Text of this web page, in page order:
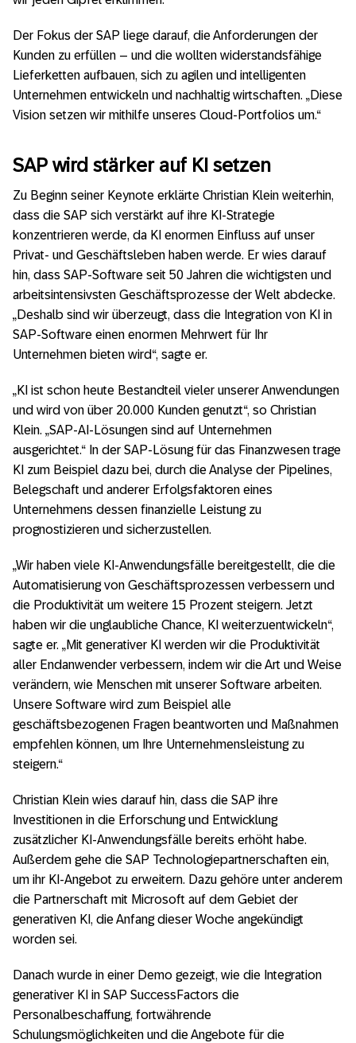
Der Fokus der SAP liege darauf, die Anforderungen der
Kunden zu erfüllen – und die wollten widerstandsfähige
Lieferketten aufbauen, sich zu agilen und intelligenten
Unternehmen entwickeln und nachhaltig wirtschaften. „Diese
Vision setzen wir mithilfe unseres Cloud-Portfolios um.“
SAP wird stärker auf KI setzen
Zu Beginn seiner Keynote erklärte Christian Klein weiterhin,
dass die SAP sich verstärkt auf ihre KI-Strategie
konzentrieren werde, da KI enormen Einfluss auf unser
Privat- und Geschäftsleben haben werde. Er wies darauf
hin, dass SAP-Software seit 50 Jahren die wichtigsten und
arbeitsintensivsten Geschäftsprozesse der Welt abdecke.
„Deshalb sind wir überzeugt, dass die Integration von KI in
SAP-Software einen enormen Mehrwert für Ihr
Unternehmen bieten wird“, sagte er.
„KI ist schon heute Bestandteil vieler unserer Anwendungen
und wird von über 20.000 Kunden genutzt“, so Christian
Klein. „SAP-AI-Lösungen sind auf Unternehmen
ausgerichtet.“ In der SAP-Lösung für das Finanzwesen trage
KI zum Beispiel dazu bei, durch die Analyse der Pipelines,
Belegschaft und anderer Erfolgsfaktoren eines
Unternehmens dessen finanzielle Leistung zu
prognostizieren und sicherzustellen.
„Wir haben viele KI-Anwendungsfälle bereitgestellt, die die
Automatisierung von Geschäftsprozessen verbessern und
die Produktivität um weitere 15 Prozent steigern. Jetzt
haben wir die unglaubliche Chance, KI weiterzuentwickeln“,
sagte er. „Mit generativer KI werden wir die Produktivität
aller Endanwender verbessern, indem wir die Art und Weise
verändern, wie Menschen mit unserer Software arbeiten.
Unsere Software wird zum Beispiel alle
geschäftsbezogenen Fragen beantworten und Maßnahmen
empfehlen können, um Ihre Unternehmensleistung zu
steigern.“
Christian Klein wies darauf hin, dass die SAP ihre
Investitionen in die Erforschung und Entwicklung
zusätzlicher KI-Anwendungsfälle bereits erhöht habe.
Außerdem gehe die SAP Technologiepartnerschaften ein,
um ihr KI-Angebot zu erweitern. Dazu gehöre unter anderem
die Partnerschaft mit Microsoft auf dem Gebiet der
generativen KI, die Anfang dieser Woche angekündigt
worden sei.
Danach wurde in einer Demo gezeigt, wie die Integration
generativer KI in SAP SuccessFactors die
Personalbeschaffung, fortwährende
Schulungsmöglichkeiten und die Angebote für die